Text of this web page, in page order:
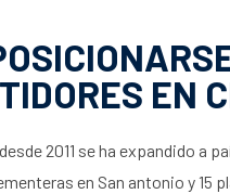
EN
2011 se ha expandido a
en San antonio y 15